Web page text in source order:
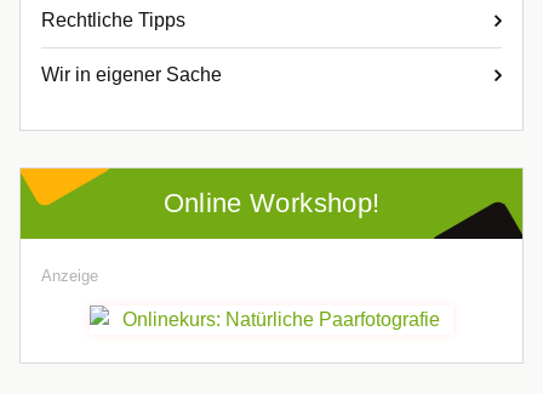
Rechtliche Tipps
Wir in eigener Sache
Online Workshop!
Anzeige